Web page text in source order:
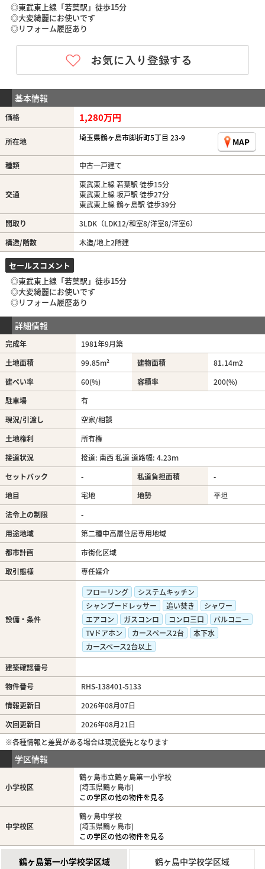
◎東武東上線「若葉駅」徒歩15分
◎大変綺麗にお使いです
◎リフォーム履歴あり
基本情報
価格 1,280万円
所在地 埼玉県鶴ヶ島市脚折町5丁目 23-9 MAP
種類 中古一戸建て
交通
東武東上線 若葉駅 徒歩15分
東武東上線 坂戸駅 徒歩27分
東武東上線 鶴ヶ島駅 徒歩39分
間取り
3LDK（LDK12/和室8/洋室8/洋室6）
構造/階数
木造/地上2階建
セールスコメント
◎東武東上線「若葉駅」徒歩15分
◎大変綺麗にお使いです
◎リフォーム履歴あり
詳細情報
完成年
1981年9月築
土地面積
99.85m² 建物面積 81.14m2
建ぺい率
60(%) 容積率
200(%)
駐車場
有
現況/引渡し
空家/相談
土地権利
所有権
接道状況
接道: 南西 私道 道路幅: 4.23ｍ
セットバック
- 私道負担面積
-
地目
宅地 地勢
平坦
法令上の制限
-
用途地域
第二種中高層住居専用地域
都市計画
市街化区域
取引態様
専任媒介
設備・条件
フローリング
システムキッチン
シャンプードレッサー
追い焚き
シャワー
エアコン
ガスコンロ コンロ三口
バルコニー
TVドアホン
カースペース2台
本下水
カースペース2台以上
建築確認番号
物件番号
RHS-138401-5133
情報更新日
2026年08月07日
次回更新日
2026年08月21日
※各種情報と差異がある場合は現況優先となります
学区情報
小学校区
鶴ヶ島市立鶴ヶ島第一小学校
(埼玉県鶴ヶ島市)
この学区の他の物件を見る
中学校区
鶴ヶ島中学校
(埼玉県鶴ヶ島市)
この学区の他の物件を見る
鶴ヶ島第一小学校学区域 鶴ヶ島中学校学区域